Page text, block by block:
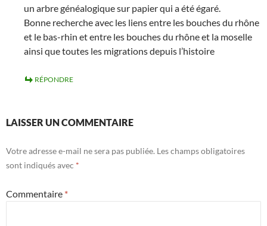
un arbre généalogique sur papier qui a été égaré.
Bonne recherche avec les liens entre les bouches du rhône
et le bas-rhin et entre les bouches du rhône et la moselle
ainsi que toutes les migrations depuis l’histoire
RÉPONDRE
LAISSER UN COMMENTAIRE
Votre adresse e-mail ne sera pas publiée. Les champs obligatoires
sont indiqués avec *
Commentaire *